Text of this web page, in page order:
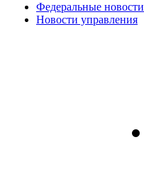
Федеральные новости
Новости управления